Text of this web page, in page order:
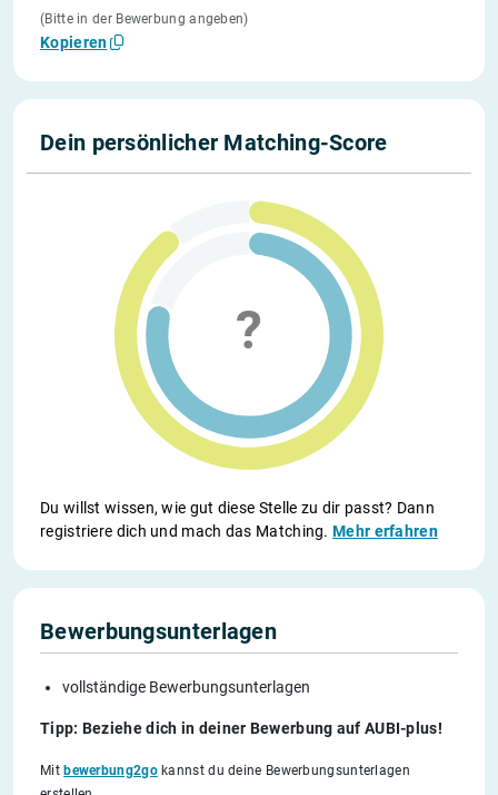
(Bitte in der Bewerbung angeben)
Kopieren
Dein persönlicher Matching-Score
Du willst wissen, wie gut diese Stelle zu dir passt? Dann
registriere dich und mach das Matching.Mehr erfahren
Bewerbungsunterlagen
vollständige Bewerbungsunterlagen
Tipp: Beziehe dich in deiner Bewerbung auf AUBI-plus!
Mitbewerbung2gokannst du deine Bewerbungsunterlagen